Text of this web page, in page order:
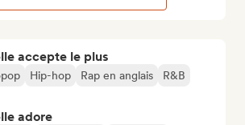
accepte le plus
Hip-hop Rap en anglais
R&B
adore